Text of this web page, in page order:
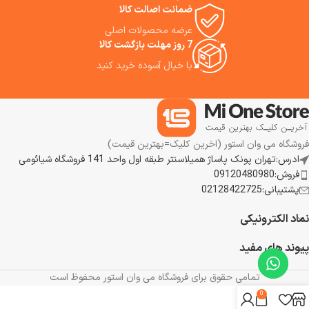
استفاده از این جارورباتیک هوشمندضمانت اصالت کالا
عرضه محصولات اصلی
7 روز مهلت بازگشت کالا
با خیال آسوده خرید کنید
فروشگاه می وان استور (اخرین کلیک=بهترین قیمت)
ادرس:تهران پونک پاساژ همیلاسنتر طبقه اول واحد 141 فروشگاه شیائومی
فروش:09120480980
پشتیبانی:02128422725
نماد الکترونیکی
پیوند های مفید
تمامی حقوق برای فروشگاه می وان استور محفوظ است
0